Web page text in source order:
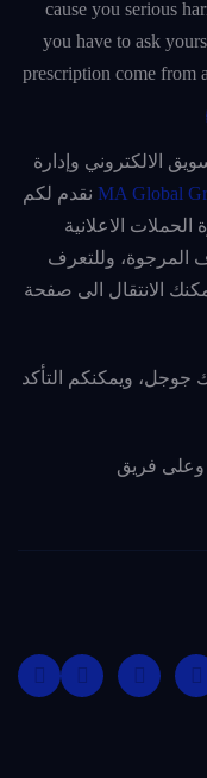
cause you serious
you have to ask
prescription come from
الالكتروني وإدارة
MA Global نقدم لكم
الاعلانية
المرجوة، وللتعرف
الانتقال الى صفحة
جوجل، ويمكنكم التأكد
وعلى فريق